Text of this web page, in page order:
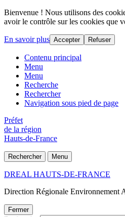
Bienvenue ! Nous utilisons des
avoir le contrôle sur les cookies que
En savoir plus Accepter Refuser
Contenu principal
Menu
Menu
Recherche
Rechercher
Navigation sous pied de page
Préfet
de la région
Hauts-de-France
Rechercher Menu
DREAL HAUTS-DE-FRANCE
Direction Régionale Environnement
Fermer